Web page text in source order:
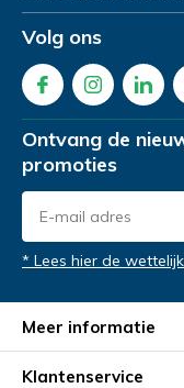
Volg ons
Ontvang de
promoties
* Lees hier de
Meer informatie
Klantenservice